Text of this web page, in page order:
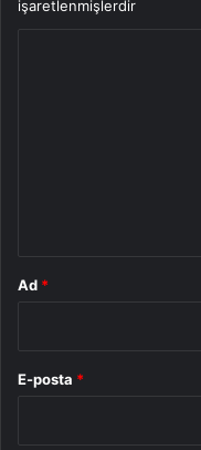
işaretlenmişlerdir
Ad *
E-posta *